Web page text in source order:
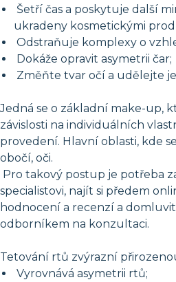
Šetří čas a poskytuje další
ukradeny kosmetickými
Odstraňuje komplexy o
Dokáže opravit asymetrii čar;
Změňte tvar očí a udělejte
Jedná se o základní make-up,
závislosti na individuálních
provedení. Hlavní oblasti, kde
obočí, oči.
Pro takový postup je potřeba
specialistovi, najít si předem
hodnocení a recenzí a
odborníkem na konzultaci.
Tetování rtů zvýrazní
Vyrovnává asymetrii rtů;